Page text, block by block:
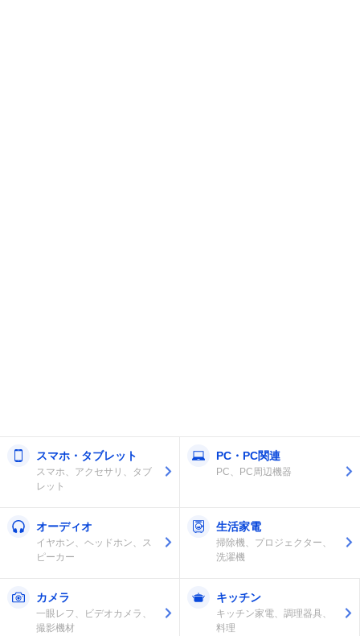
スマホ・タブレット
スマホ、アクセサリ、タブ
レット
PC・PC関連
PC、PC周辺機器
オーディオ
イヤホン、ヘッドホン、ス
ピーカー
生活家電
掃除機、プロジェクター、
洗濯機
カメラ
一眼レフ、ビデオカメラ、
撮影機材
キッチン
キッチン家電、調理器具、
料理